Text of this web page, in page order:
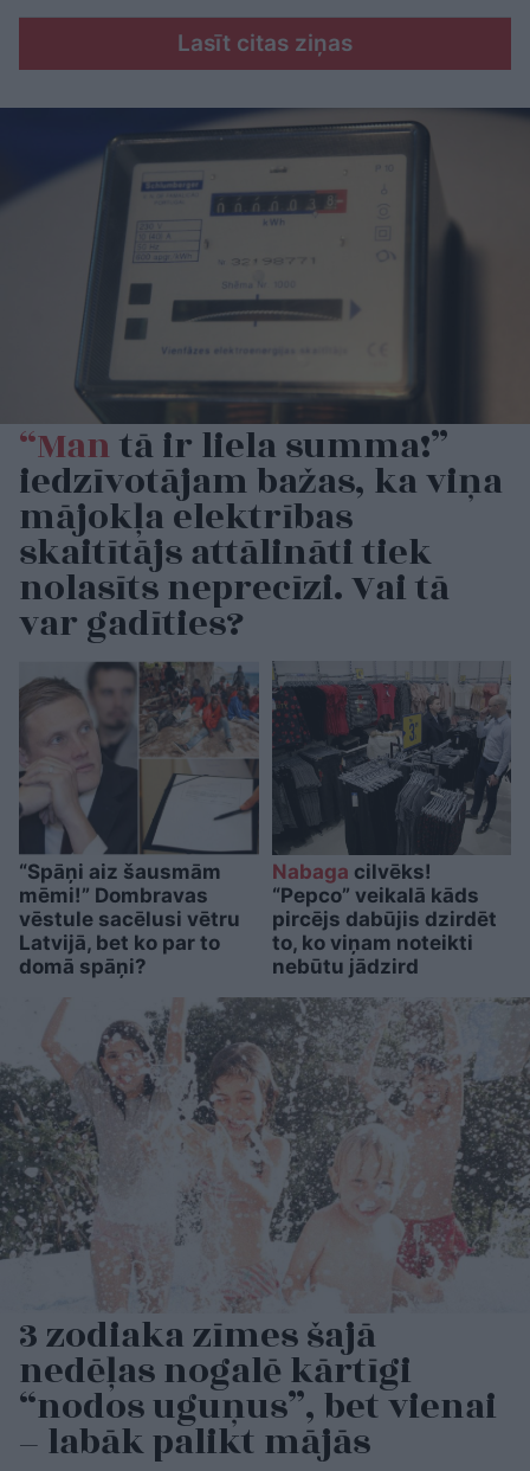
Lasīt citas ziņas
“Mantā ir liela summa!”
iedzīvotājam bažas, ka viņa
mājokļa elektrības
skaitītājs attālināti tiek
nolasīts neprecīzi. Vai tā
var gadīties?
“Spāņi aiz šausmām
mēmi!” Dombravas
vēstule sacēlusi vētru
Latvijā, bet ko par to
domā spāņi?
Nabaga cilvēks!
“Pepco” veikalā kāds
pircējs dabūjis dzirdēt
to, ko viņam noteikti
nebūtu jādzird
3 zodiaka zīmes šajā
nedēļas nogalē kārtīgi
“nodos uguņus”, bet vienai
– labāk palikt mājās